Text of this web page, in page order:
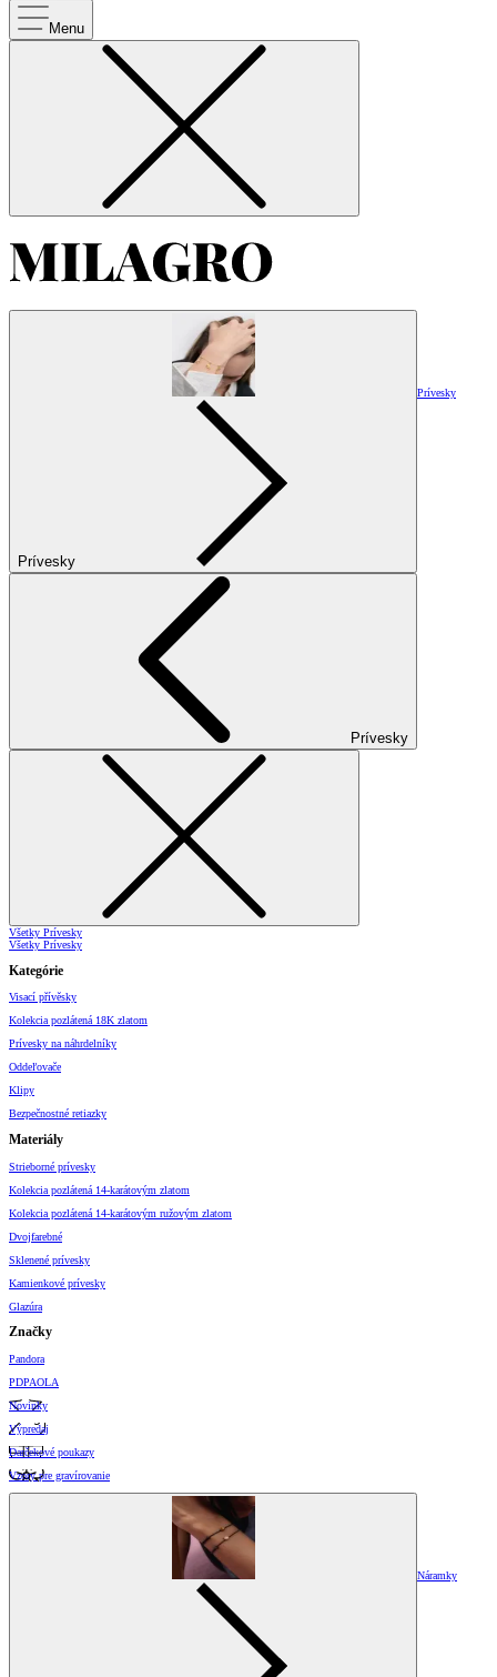
Menu
Prívesky
Prívesky
Prívesky
Všetky Prívesky
Všetky Prívesky
Kategórie
Visací přívěsky
Kolekcia pozlátená 18K zlatom
Prívesky na náhrdelníky
Oddeľovače
Klipy
Bezpečnostné retiazky
Materiály
Strieborné prívesky
Kolekcia pozlátená 14-karátovým zlatom
Kolekcia pozlátená 14-karátovým ružovým zlatom
Dvojfarebné
Sklenené prívesky
Kamienkové prívesky
Glazúra
Značky
Pandora
PDPAOLA
Novinky
Výpredaj
Darčekové poukazy
Vzory pre gravírovanie
Náramky